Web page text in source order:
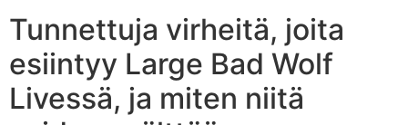
Tunnettuja virheitä, joita
esiintyy Large Bad Wolf
Livessä, ja miten niitä